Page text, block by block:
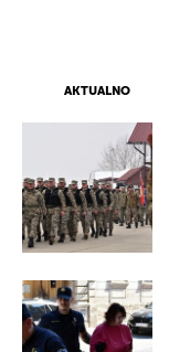
AKTUALNO